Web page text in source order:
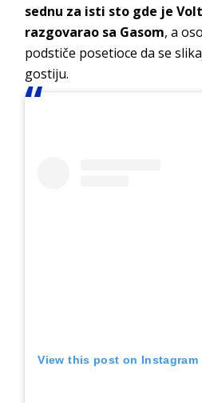
sednu za isti sto gde je
razgovarao sa Gasom, a
podstiče posetioce da se
gostiju.
View this post on Instagram